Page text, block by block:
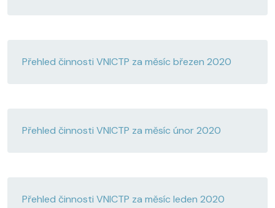
Přehled činnosti VNICTP za měsíc březen 2020
Přehled činnosti VNICTP za měsíc únor 2020
Přehled činnosti VNICTP za měsíc leden 2020